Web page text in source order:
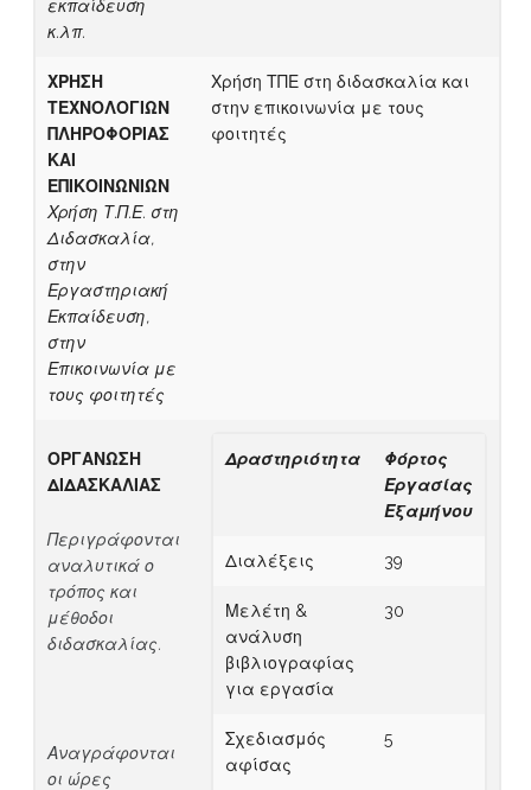
εκπαίδευση
κ.λπ.
ΧΡΗΣΗ
ΤΕΧΝΟΛΟΓΙΩΝ
ΠΛΗΡΟΦΟΡΙΑΣ
ΚΑΙ
ΕΠΙΚΟΙΝΩΝΙΩΝ
Χρήση Τ.Π.Ε. στη
Διδασκαλία,
στην
Εργαστηριακή
Εκπαίδευση,
στην
Επικοινωνία με
τους φοιτητές
Χρήση ΤΠΕ στη διδασκαλία και
στην επικοινωνία με τους
φοιτητές
ΟΡΓΑΝΩΣΗ
ΔΙΔΑΣΚΑΛΙΑΣ
Περιγράφονται
αναλυτικά ο
τρόπος και
μέθοδοι
διδασκαλίας.
Αναγράφονται
οι ώρες
Δραστηριότητα
Φόρτος
Εργασίας
Εξαμήνου
Διαλέξεις 39
Μελέτη &
ανάλυση
βιβλιογραφίας
για εργασία
30
Σχεδιασμός
αφίσας
5